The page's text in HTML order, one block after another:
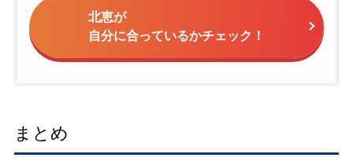
北恵が
自分に合っているかチェック！
まとめ